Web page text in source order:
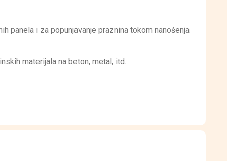
panela i za popunjavanje praznina tokom nanošenja
materijala na beton, metal, itd.